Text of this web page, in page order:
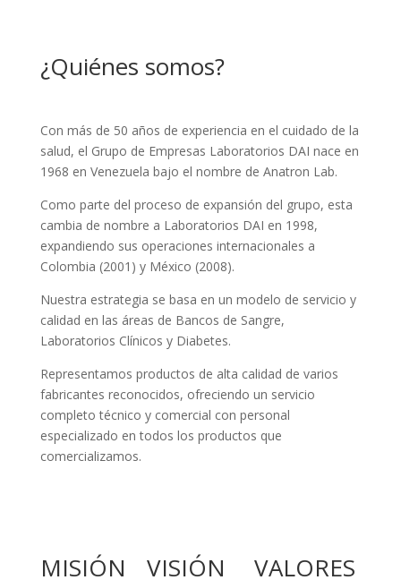
¿Quiénes somos?
Con más de 50 años de experiencia en el cuidado de la
salud, el Grupo de Empresas Laboratorios DAI nace en
1968 en Venezuela bajo el nombre de Anatron Lab.
Como parte del proceso de expansión del grupo, esta
cambia de nombre a Laboratorios DAI en 1998,
expandiendo sus operaciones internacionales a
Colombia (2001) y México (2008).
Nuestra estrategia se basa en un modelo de servicio y
calidad en las áreas de Bancos de Sangre,
Laboratorios Clínicos y Diabetes.
Representamos productos de alta calidad de varios
fabricantes reconocidos, ofreciendo un servicio
completo técnico y comercial con personal
especializado en todos los productos que
comercializamos.
MISIÓN VISIÓN VALORES